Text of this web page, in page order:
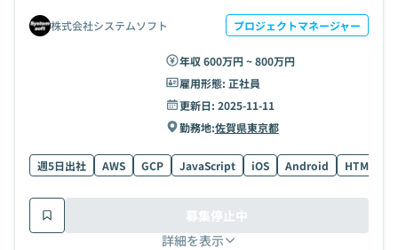
株式会社システムソフト プロジェクトマネージャー
年収 600万円 ~ 800万円
雇用形態: 正社員
更新日: 2025-11-11
勤務地:佐賀県東京都
週5日出社 AWS GCP JavaScript iOS Android HTML
詳細を表示
募集停止中